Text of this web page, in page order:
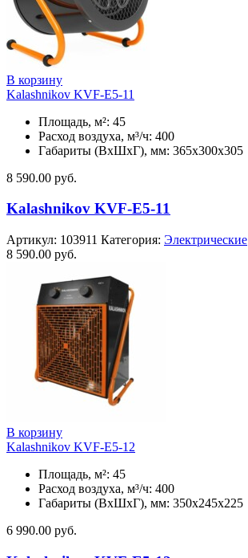
В корзину
Kalashnikov KVF-E5-11
Площадь, м²: 45
Расход воздуха, м³/ч: 400
Габариты (ВхШхГ), мм: 365x300x305
8 590.00 руб.
Kalashnikov KVF-E5-11
Артикул: 103911 Категория: Электрические
8 590.00 руб.
В корзину
Kalashnikov KVF-E5-12
Площадь, м²: 45
Расход воздуха, м³/ч: 400
Габариты (ВхШхГ), мм: 350x245x225
6 990.00 руб.